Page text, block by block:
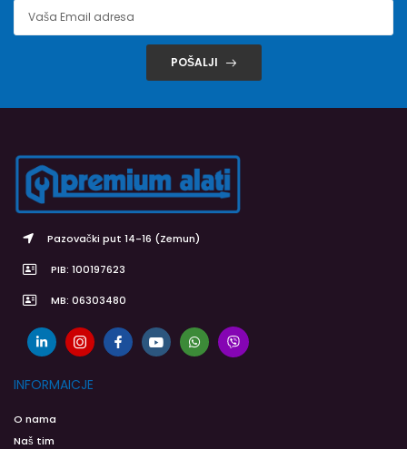
POŠALJI
Pazovački put 14-16 (Zemun)
PIB: 100197623
MB: 06303480
INFORMAICJE
O nama
Naš tim